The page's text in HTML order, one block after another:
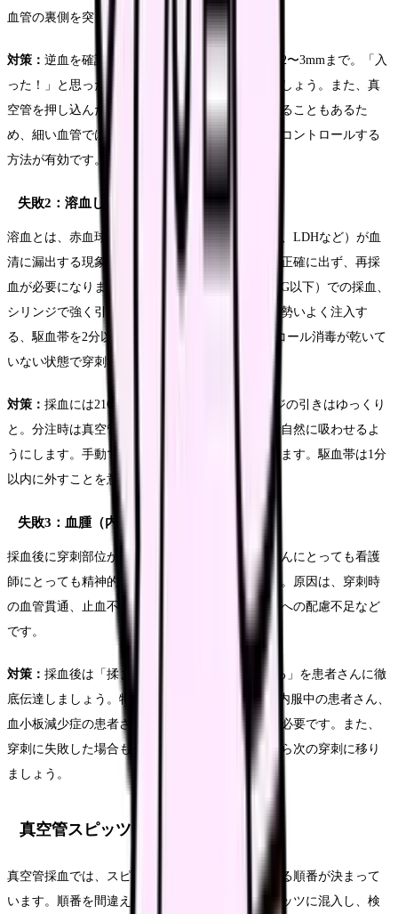
血管の裏側を突き破ってしまいます。
対策： 逆血を確認したら、そこから進める距離は2〜3mmまで。「入
った！」と思った瞬間に手を止める意識を持ちましょう。また、真
空管を押し込んだ際の陰圧で血管が潰れて貫通することもあるた
め、細い血管では翼状針＋シリンジ採血で陰圧をコントロールする
方法が有効です。
失敗2：溶血してしまう
溶血とは、赤血球が壊れて細胞内成分（カリウム、LDHなど）が血
清に漏出する現象です。溶血が起こると検査値が正確に出ず、再採
血が必要になります。原因としては、細い針（25G以下）での採血、
シリンジで強く引きすぎる、真空管への分注時に勢いよく注入す
る、駆血帯を2分以上巻いたまま放置する、アルコール消毒が乾いて
いない状態で穿刺する、などが挙げられます。
対策： 採血には21G〜23Gの針を使用し、シリンジの引きはゆっくり
と。分注時は真空管のゴム栓に針を刺し、陰圧で自然に吸わせるよ
うにします。手動で押し込むと溶血の原因になります。駆血帯は1分
以内に外すことを意識しましょう。
失敗3：血腫（内出血）の形成
採血後に穿刺部位が紫色に腫れる血腫は、患者さんにとっても看護
師にとっても精神的なダメージが大きいものです。原因は、穿刺時
の血管貫通、止血不十分、抗凝固薬服用中の患者への配慮不足など
です。
対策： 採血後は「揉まずに5分間しっかり押さえる」を患者さんに徹
底伝達しましょう。特にワルファリンやDOACを内服中の患者さん、
血小板減少症の患者さんは10分以上の圧迫止血が必要です。また、
穿刺に失敗した場合も同様にしっかり止血してから次の穿刺に移り
ましょう。
真空管スピッツの正しい採取順番
真空管採血では、スピッツの種類によって採取する順番が決まって
います。順番を間違えると、抗凝固剤が他のスピッツに混入し、検